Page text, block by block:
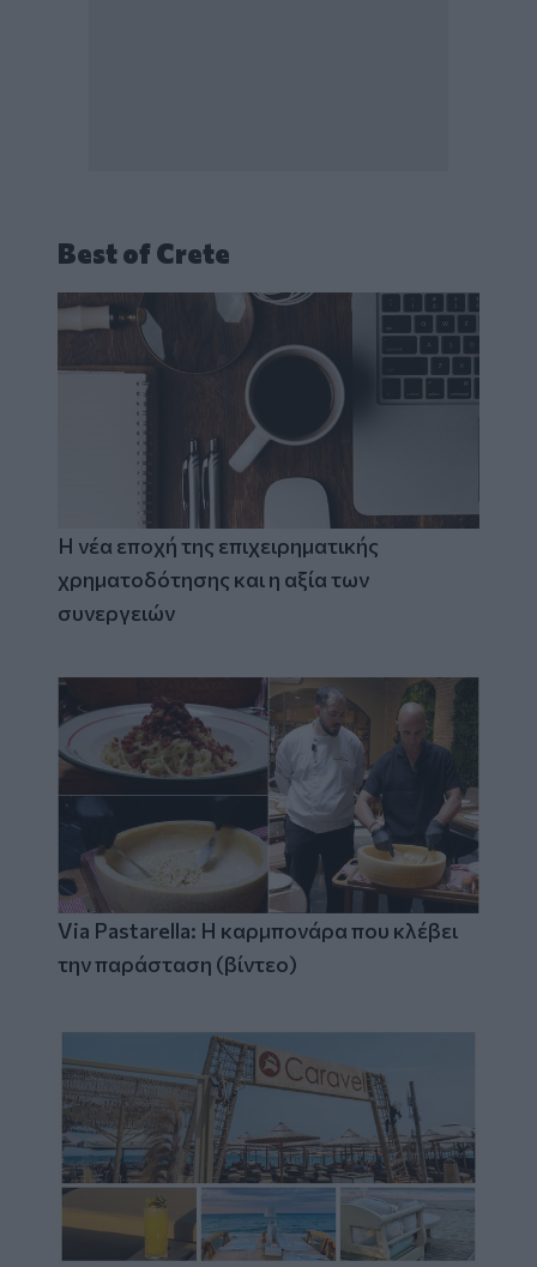
Best of Crete
Η νέα εποχή της επιχειρηματικής
χρηματοδότησης και η αξία των
συνεργειών
Via Pastarella: Η καρμπονάρα που κλέβει
την παράσταση (βίντεο)